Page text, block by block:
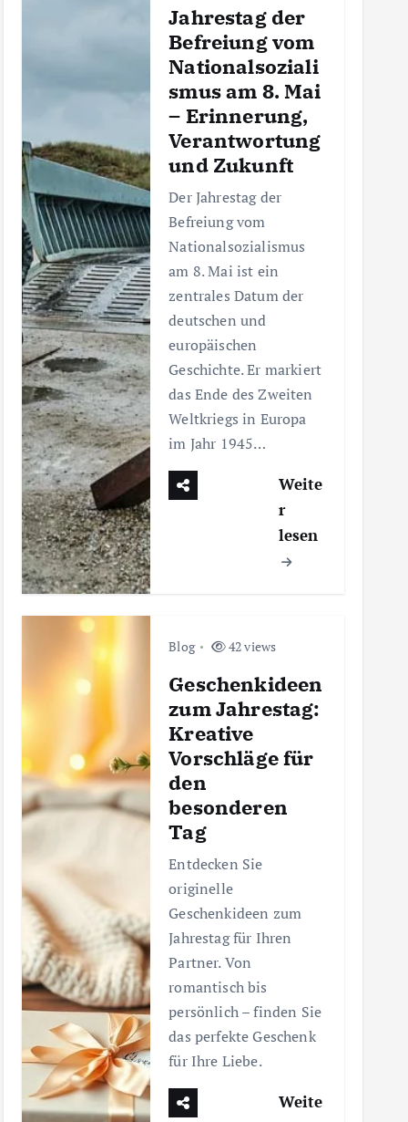
Jahrestag der
Befreiung vom
Nationalsoziali
smus am 8. Mai
– Erinnerung,
Verantwortung
und Zukunft
Der Jahrestag der
Befreiung vom
Nationalsozialismus
am 8. Mai ist ein
zentrales Datum der
deutschen und
europäischen
Geschichte. Er markiert
das Ende des Zweiten
Weltkriegs in Europa
im Jahr 1945…
Weite
r
lesen
Blog 42 views
Geschenkideen
zum Jahrestag:
Kreative
Vorschläge für
den
besonderen
Tag
Entdecken Sie
originelle
Geschenkideen zum
Jahrestag für Ihren
Partner. Von
romantisch bis
persönlich – finden Sie
das perfekte Geschenk
für Ihre Liebe.
Weite